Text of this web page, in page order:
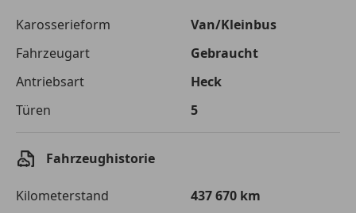
Kreditbetrag
€ 15 000,-
Zu zahlender
Gesamtbetrag
€ 23 832,-
Einberechnete Gebühren
€ 0,-
Sollzinssatz
Monatliche Rate
€ 198,60
Karosserieform
Van/Kleinbus
Fahrzeugart
Gebraucht
Antriebsart
Heck
Türen
5
Fahrzeughistorie
Kilometerstand
437 670 km